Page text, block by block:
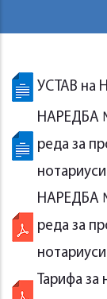
УСТАВ на
НАРЕДБА
реда за
НАРЕДБА
реда за
нотариуси
Тарифа за